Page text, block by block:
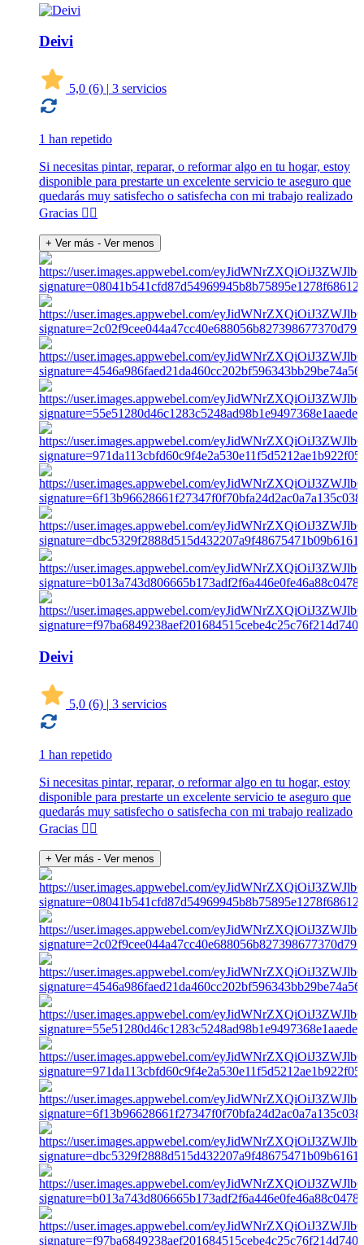
Deivi
5,0 (6) | 3 servicios
1 han repetido
Si necesitas pintar, reparar, o reformar algo en tu hogar, estoy
disponible para prestarte un excelente servicio te aseguro que
quedarás muy satisfecho o satisfecha con mi trabajo realizado
Gracias 👍🏽
+ Ver más - Ver menos
Deivi
5,0 (6) | 3 servicios
1 han repetido
Si necesitas pintar, reparar, o reformar algo en tu hogar, estoy
disponible para prestarte un excelente servicio te aseguro que
quedarás muy satisfecho o satisfecha con mi trabajo realizado
Gracias 👍🏽
+ Ver más - Ver menos